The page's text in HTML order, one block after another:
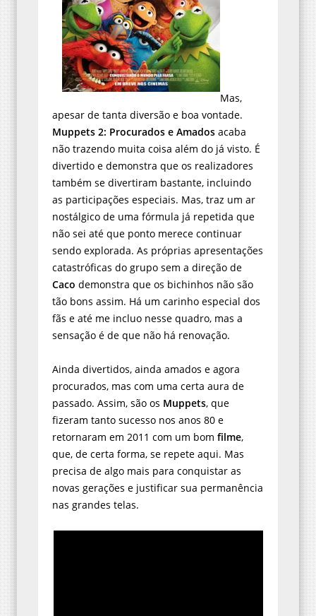
Mas,
apesar de tanta diversão e boa vontade.
Muppets 2: Procurados e Amados acaba
não trazendo muita coisa além do já visto. É
divertido e demonstra que os realizadores
também se divertiram bastante, incluindo
as participações especiais. Mas, traz um ar
nostálgico de uma fórmula já repetida que
não sei até que ponto merece continuar
sendo explorada. As próprias apresentações
catastróficas do grupo sem a direção de
Caco demonstra que os bichinhos não são
tão bons assim. Há um carinho especial dos
fãs e até me incluo nesse quadro, mas a
sensação é de que não há renovação.
Ainda divertidos, ainda amados e agora
procurados, mas com uma certa aura de
passado. Assim, são os Muppets, que
fizeram tanto sucesso nos anos 80 e
retornaram em 2011 com um bom filme,
que, de certa forma, se repete aqui. Mas
precisa de algo mais para conquistar as
novas gerações e justificar sua permanência
nas grandes telas.